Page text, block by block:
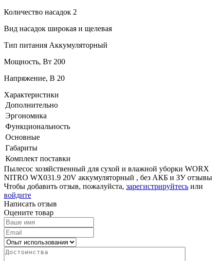
Количество насадок 2
Вид насадок широкая и щелевая
Тип питания Аккумуляторный
Мощность, Вт 200
Напряжение, В 20
Характеристики
Дополнительно
Эргономика
Функциональность
Основные
Габариты
Комплект поставки
Пылесос хозяйственный для сухой и влажной уборки WORX
NITRO WX031.9 20V аккумуляторный , без АКБ и ЗУ отзывы
Чтобы добавить отзыв, пожалуйста, зарегистрируйтесь или
войдите
Написать отзыв
Оцените товар